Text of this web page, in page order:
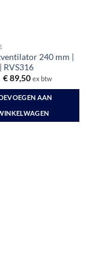
240 mm |
RVS316
Oorspronkelijke
was:
€ 115,45.
€89,50Huidige
is:
€ 89,50.
ex btw
AAN